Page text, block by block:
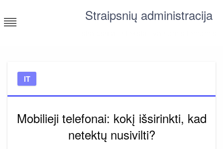
to
content
Straipsnių administracija
IT
Mobilieji telefonai: kokį išsirinkti, kad
netektų nusivilti?